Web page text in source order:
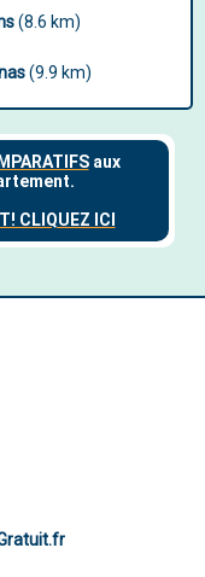
(8.6 km)
(9.9 km)